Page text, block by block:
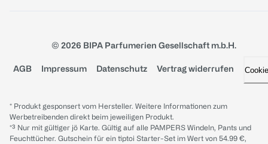
© 2026 BIPA Parfumerien Gesellschaft m.b.H.
AGB Impressum Datenschutz Vertrag widerrufen
* Produkt gesponsert vom Hersteller. Weitere Informationen zum
Werbetreibenden direkt beim jeweiligen Produkt.
*³ Nur mit gültiger jö Karte. Gültig auf alle PAMPERS Windeln, Pants und
Feuchttücher. Gutschein für ein tiptoi Starter-Set im Wert von 54.99 €,